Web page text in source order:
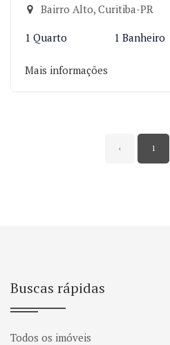
Bairro Alto, Curitiba-PR
1 Quarto 1 Banheiro
Mais informações
‹ 1
Buscas rápidas
Todos os imóveis